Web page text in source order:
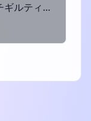
【雑談GGST】DR1814～10マッチギルティ【Vtuber】